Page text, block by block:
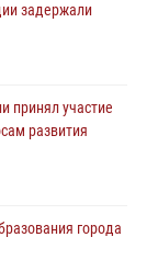
задержали
принял участие
развития
города